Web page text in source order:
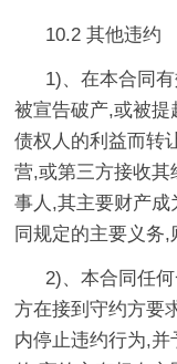
10.2 其他违约
1)、在本合同
被宣告破产,或被
债权人的利益而转
营,或第三方接收其
事人,其主要财产
同规定的主要义务,
2)、本合同任
方在接到守约方要
内停止违约行为,